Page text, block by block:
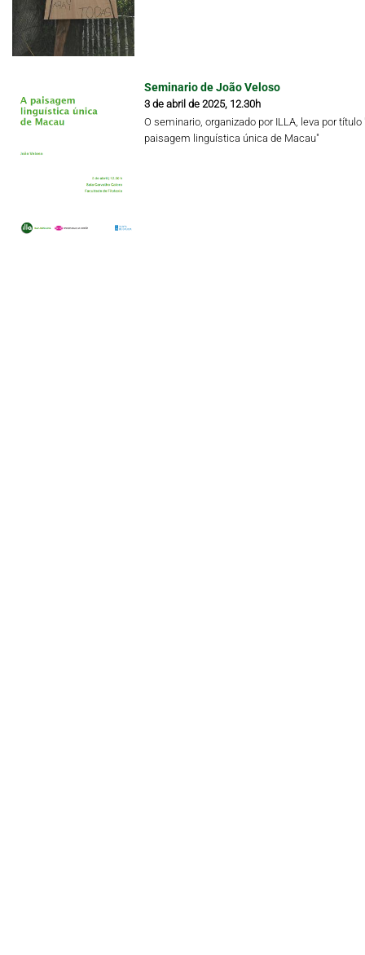
Seminario de João Veloso
3 de abril de 2025, 12.30h
O seminario, organizado por ILLA, leva por título
paisagem linguística única de Macau"